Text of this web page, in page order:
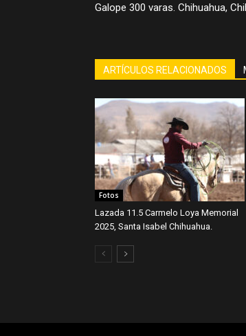
Galope 300 varas. Chihuahua,
ARTÍCULOS RELACIONADOS
Fotos
Lazada 11.5 Carmelo Loya Memorial
2025, Santa Isabel Chihuahua.